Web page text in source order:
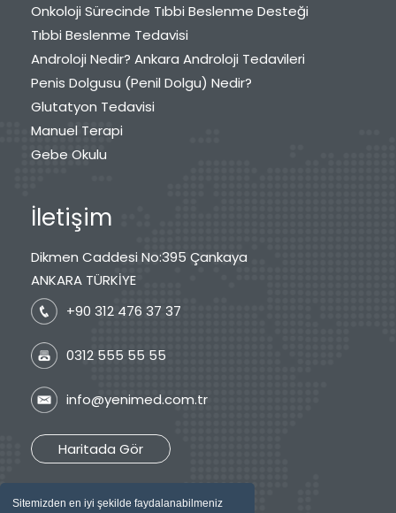
Sitemizden en iyi şekilde faydalanabilmeniz
Onkoloji Sürecinde Tıbbi Beslenme Desteği
Tıbbi Beslenme Tedavisi
Androloji Nedir? Ankara Androloji Tedavileri
Penis Dolgusu (Penil Dolgu) Nedir?
Glutatyon Tedavisi
Manuel Terapi
Gebe Okulu
İletişim
Dikmen Caddesi No:395 Çankaya
ANKARA TÜRKİYE
+90 312 476 37 37
0312 555 55 55
info@yenimed.com.tr
Haritada Gör